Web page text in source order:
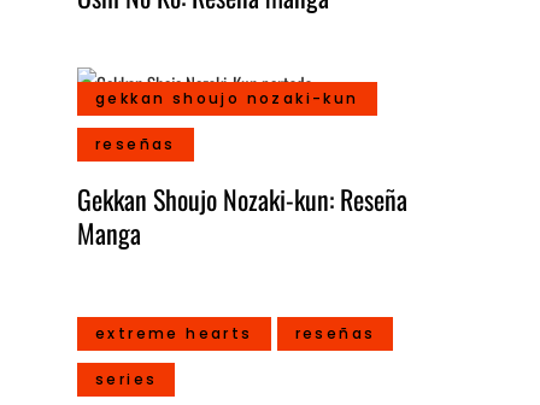
gekkan shoujo nozaki-kun
reseñas
Gekkan Shoujo Nozaki-kun: Reseña
Manga
extreme hearts reseñas
series